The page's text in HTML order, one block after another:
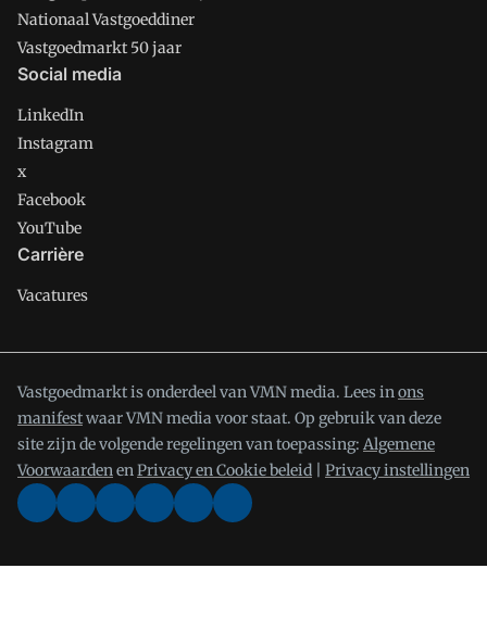
Nationaal Vastgoeddiner
Vastgoedmarkt 50 jaar
Social media
LinkedIn
Instagram
x
Facebook
YouTube
Carrière
Vacatures
Vastgoedmarkt is onderdeel van VMN media. Lees inons
manifestwaar VMN media voor staat. Op gebruik van deze
site zijn de volgende regelingen van toepassing: Algemene
VoorwaardenenPrivacy en Cookie beleid Privacy instellingen